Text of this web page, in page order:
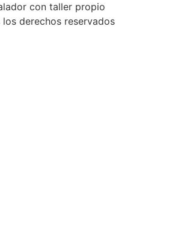
con taller propio
los derechos reservados